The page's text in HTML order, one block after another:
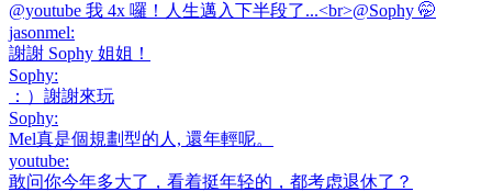
@youtube 我 4x 囉！人生邁入下半段了...<br>@Sophy 🤭
jasonmel:
謝謝 Sophy 姐姐！
Sophy:
：）謝謝來玩
Sophy:
Mel真是個規劃型的人, 還年輕呢。
youtube:
敢问你今年多大了，看着挺年轻的，都考虑退休了？